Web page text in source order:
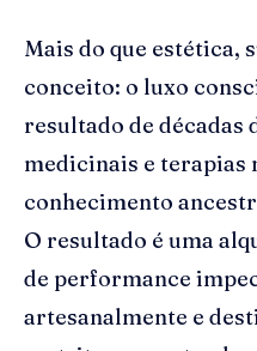
Mais do que estética,
conceito: o luxo
resultado de décadas
medicinais e terapias
conhecimento
O resultado é uma
de performance
artesanalmente e